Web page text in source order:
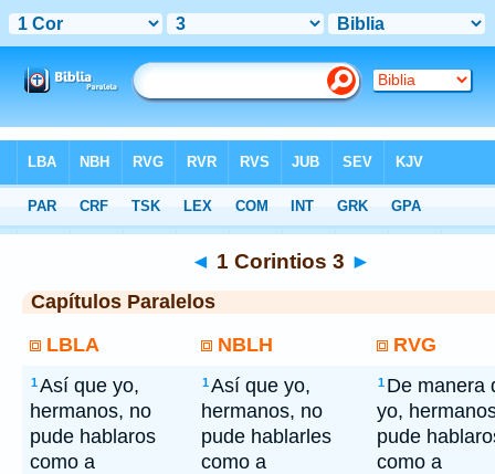
> 1 Corintios 3
◄ 1 Corintios 3 ►
Capítulos Paralelos
LBLA
NBLH RVG
1Así que yo,
hermanos, no
pude hablaros
como a
1Así que yo,
hermanos, no
pude hablarles
como a
1 De manera
yo,
pude
como a